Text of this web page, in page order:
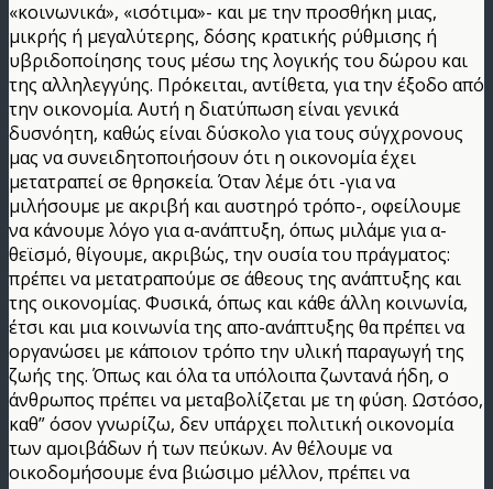
«κοινωνικά», «ισότιμα»- και με την προσθήκη μιας,
μικρής ή μεγαλύτερης, δόσης κρατικής ρύθμισης ή
υβριδοποίησης τους μέσω της λογικής του δώρου και
της αλληλεγγύης. Πρόκειται, αντίθετα, για την έξοδο από
την οικονομία. Αυτή η διατύπωση είναι γενικά
δυσνόητη, καθώς είναι δύσκολο για τους σύγχρονους
μας να συνειδητοποιήσουν ότι η οικονομία έχει
μετατραπεί σε θρησκεία. Όταν λέμε ότι -για να
μιλήσουμε με ακριβή και αυστηρό τρόπο-, οφείλουμε
να κάνουμε λόγο για α-ανάπτυξη, όπως μιλάμε για α-
θεϊσμό, θίγουμε, ακριβώς, την ουσία του πράγματος:
πρέπει να μετατραπούμε σε άθεους της ανάπτυξης και
της οικονομίας. Φυσικά, όπως και κάθε άλλη κοινωνία,
έτσι και μια κοινωνία της απο-ανάπτυξης θα πρέπει να
οργανώσει με κάποιον τρόπο την υλική παραγωγή της
ζωής της. Όπως και όλα τα υπόλοιπα ζωντανά ήδη, ο
άνθρωπος πρέπει να μεταβολίζεται με τη φύση. Ωστόσο,
καθ” όσον γνωρίζω, δεν υπάρχει πολιτική οικονομία
των αμοιβάδων ή των πεύκων. Αν θέλουμε να
οικοδομήσουμε ένα βιώσιμο μέλλον, πρέπει να